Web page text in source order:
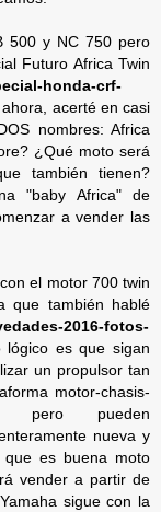
500 y NC 750 pero
Futuro Africa Twin
honda-crf-
acerté en casi
nombres: Africa
¿Qué moto será
también tienen?
"baby Africa" de
a vender las
el motor 700 twin
que también hablé
2016-fotos-
es que sigan
un propulsor tan
motor-chasis-
pero pueden
nueva y
que es buena moto
vender a partir de
sigue con la